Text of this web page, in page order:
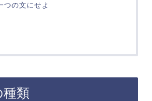
つの文にせよ
種類